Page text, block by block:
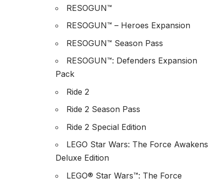
RESOGUN™
RESOGUN™ – Heroes Expansion
RESOGUN™ Season Pass
RESOGUN™: Defenders Expansion
Pack
Ride 2
Ride 2 Season Pass
Ride 2 Special Edition
LEGO Star Wars: The Force Awakens
Deluxe Edition
LEGO® Star Wars™: The Force